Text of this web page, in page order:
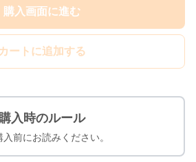
購入画面に進む
カートに追加する
購入時のルール
入前にお読みください。